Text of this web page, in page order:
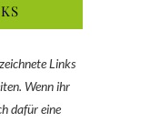
Links
Wenn ihr
dafür eine